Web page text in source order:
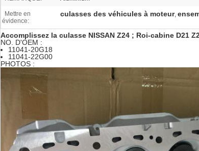
Mettre en
évidence:
culasses des véhicules à moteur,
Accomplissez la culasse NISSAN Z24 ; Roi-cabine D21
NO. D'OEM :
11041-20G18
11041-22G00
PHOTOS :